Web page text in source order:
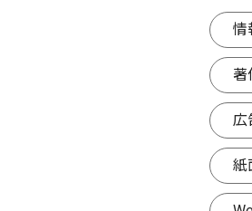
情
著
広
紙